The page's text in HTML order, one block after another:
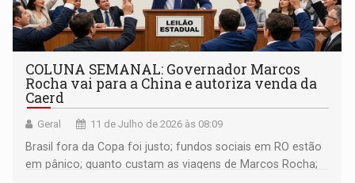
COLUNA SEMANAL: Governador Marcos
Rocha vai para a China e autoriza venda da
Caerd
Geral 11 de Julho de 2026 às 08:09
Brasil fora da Copa foi justo; fundos sociais em RO estão
em pânico; quanto custam as viagens de Marcos Rocha;